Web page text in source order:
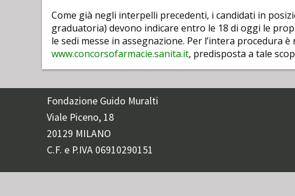
Come già negli interpelli precedenti, i candidati in
graduatoria) devono indicare entro le 18 di oggi le
le sedi messe in assegnazione. Per l’intera procedura
www.concorsofarmacie.sanita.it, predisposta a tale
Fondazione Guido Muralti
Viale Piceno, 18
20129 MILANO
C.F. e P.IVA 06910290151